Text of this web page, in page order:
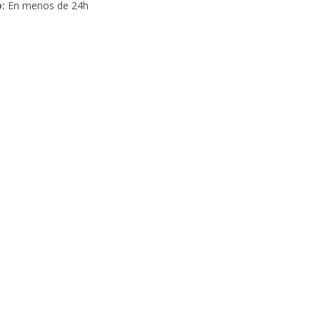
En menos de 24h